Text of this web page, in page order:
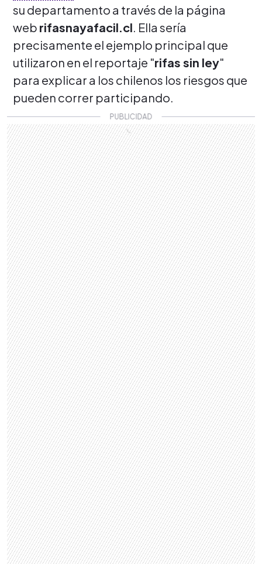
su departamento a través de la página
web rifasnayafacil.cl. Ella sería
precisamente el ejemplo principal que
utilizaron en el reportaje "rifas sin ley"
para explicar a los chilenos los riesgos que
pueden correr participando.